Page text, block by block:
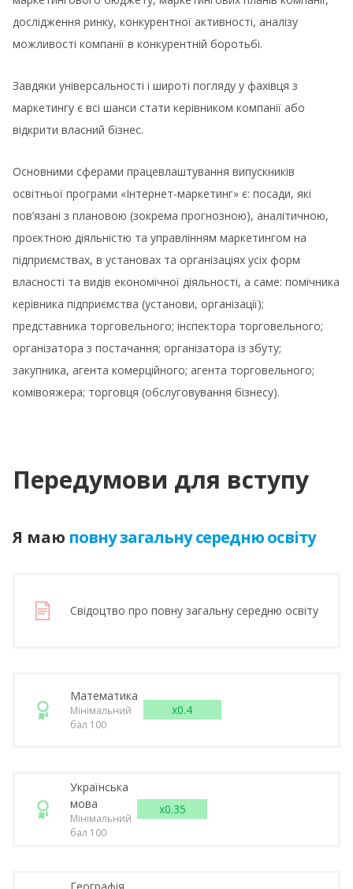
дослідження ринку, конкурентної активності, аналізу
можливості компанії в конкурентній боротьбі.
Завдяки універсальності і широті погляду у фахівця з
маркетингу є всі шанси стати керівником компанії або
відкрити власний бізнес.
Основними сферами працевлаштування випускників
освітньої програми «Інтернет-маркетинг» є: посади, які
пов’язані з плановою (зокрема прогнозною), аналітичною,
проєктною діяльністю та управлінням маркетингом на
підприємствах, в установах та організаціях усіх форм
власності та видів економічної діяльності, а саме: помічника
керівника підприємства (установи, організації);
представника торговельного; інспектора торговельного;
організатора з постачання; організатора із збуту;
закупника, агента комерційного; агента торговельного;
комівояжера; торговця (обслуговування бізнесу).
Передумови для вступу
Я маю повну загальну середню освіту
Свідоцтво про повну загальну середню освіту
Математика
Мінімальний
бал 100
x0.4
Українська
мова
Мінімальний
бал 100
x0.35